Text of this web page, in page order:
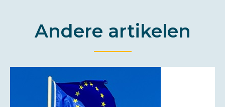
Andere artikelen